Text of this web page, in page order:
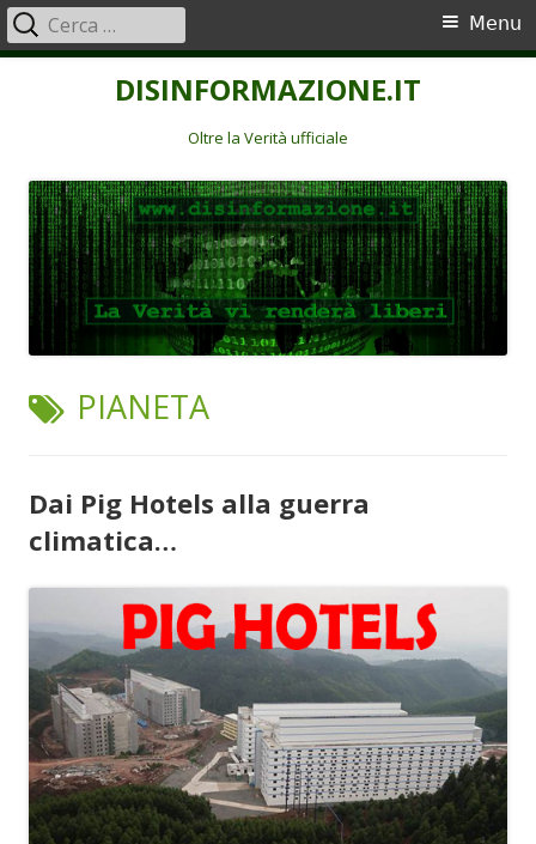
DISINFORMAZIONE.IT
Oltre la Verità ufficiale
Menu
principale
Menu
Ricerca
per:
TAG:
PIANETA
Dai Pig Hotels alla guerra
climatica…